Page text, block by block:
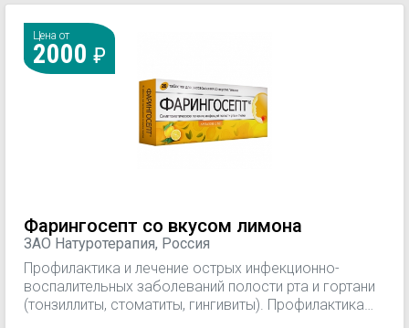
Цена от
2000
Фарингосепт со вкусом лимона
ЗАО Натуротерапия, Россия
Профилактика и лечение острых инфекционно-
воспалительных заболеваний полости рта и гортани
(тонзиллиты, стоматиты, гингивиты). Профилактика